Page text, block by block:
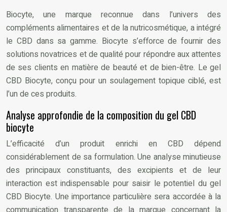
Biocyte, une marque reconnue dans l’univers des
compléments alimentaires et de la nutricosmétique, a intégré
le CBD dans sa gamme. Biocyte s’efforce de fournir des
solutions novatrices et de qualité pour répondre aux attentes
de ses clients en matière de beauté et de bien-être. Le gel
CBD Biocyte, conçu pour un soulagement topique ciblé, est
l’un de ces produits.
Analyse approfondie de la composition du gel CBD
biocyte
L’efficacité d’un produit enrichi en CBD dépend
considérablement de sa formulation. Une analyse minutieuse
des principaux constituants, des excipients et de leur
interaction est indispensable pour saisir le potentiel du gel
CBD Biocyte. Une importance particulière sera accordée à la